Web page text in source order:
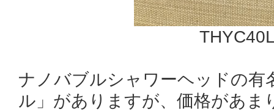
ナノバブルシャワーヘッドの有
ル」がありますが、価格があま